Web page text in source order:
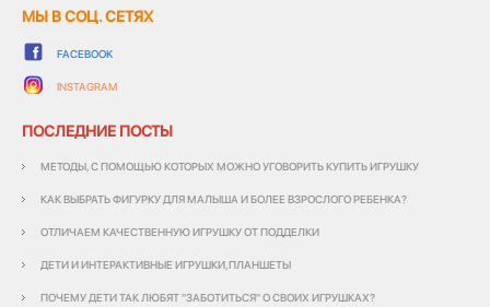
МЫ В СОЦ. СЕТЯХ
FACEBOOK
INSTAGRAM
ПОСЛЕДНИЕ ПОСТЫ
МЕТОДЫ, С ПОМОЩЬЮ КОТОРЫХ МОЖНО УГОВОРИТЬ КУПИТЬ ИГРУШКУ
КАК ВЫБРАТЬ ФИГУРКУ ДЛЯ МАЛЫША И БОЛЕЕ ВЗРОСЛОГО РЕБЕНКА?
ОТЛИЧАЕМ КАЧЕСТВЕННУЮ ИГРУШКУ ОТ ПОДДЕЛКИ
ДЕТИ И ИНТЕРАКТИВНЫЕ ИГРУШКИ,ПЛАНШЕТЫ
ПОЧЕМУ ДЕТИ ТАК ЛЮБЯТ "ЗАБОТИТЬСЯ" О СВОИХ ИГРУШКАХ?